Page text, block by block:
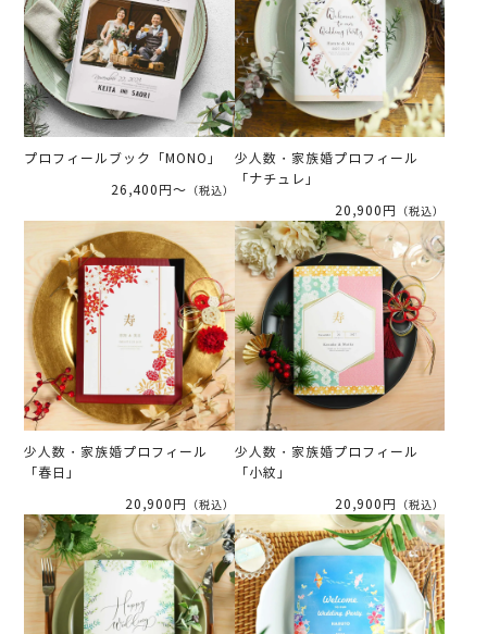
プロフィールブック「MONO」
26,400円～ （税込）
少人数・家族婚プロフィール
「ナチュレ」
20,900円
（税込）
少人数・家族婚プロフィール
「春日」
20,900円
（税込）
少人数・家族婚プロフィール
「小紋」
20,900円
（税込）